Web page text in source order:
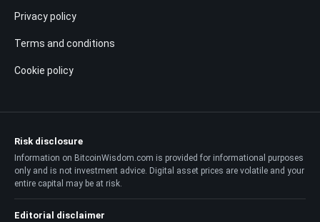
Privacy policy
Terms and conditions
Cookie policy
Risk disclosure
Information on BitcoinWisdom.com is provided for informational purposes
only and is not investment advice. Digital asset prices are volatile and your
entire capital may be at risk.
Editorial disclaimer